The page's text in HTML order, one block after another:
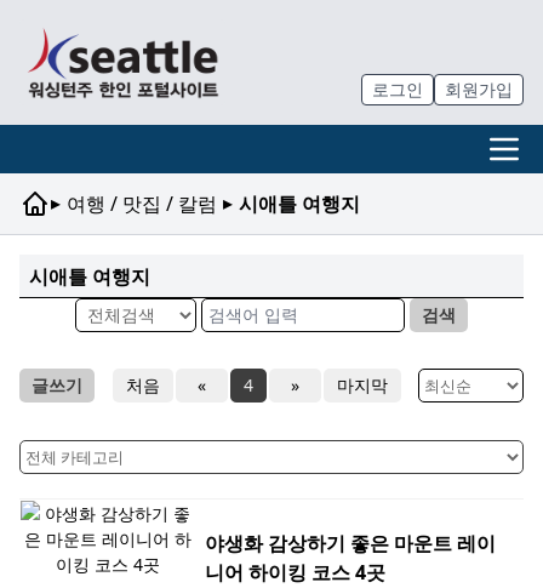
로그인 회원가입
▸ 여행 / 맛집 / 칼럼 ▸ 시애틀 여행지
시애틀 여행지
검색
글쓰기 처음 « 4 » 마지막
야생화 감상하기 좋은 마운트 레이
니어 하이킹 코스 4곳